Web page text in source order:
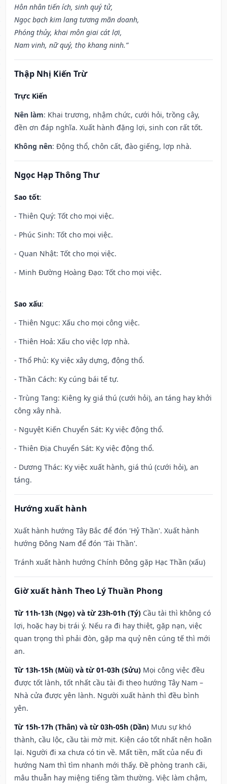
Hôn nhân tiến ích, sinh quý tử,
Ngọc bạch kim lang tương mãn doanh,
Phóng thủy, khai môn giai cát lợi,
Nam vinh, nữ quý, thọ khang ninh.”
Thập Nhị Kiến Trừ
Trực Kiến
Nên làm: Khai trương, nhậm chức, cưới hỏi, trồng cây,
đền ơn đáp nghĩa. Xuất hành đặng lợi, sinh con rất tốt.
Không nên: Động thổ, chôn cất, đào giếng, lợp nhà.
Ngọc Hạp Thông Thư
Sao tốt:
- Thiên Quý: Tốt cho mọi việc.
- Phúc Sinh: Tốt cho mọi việc.
- Quan Nhật: Tốt cho mọi việc.
- Minh Đường Hoàng Đạo: Tốt cho mọi việc.
Sao xấu:
- Thiên Ngục: Xấu cho mọi công việc.
- Thiên Hoả: Xấu cho việc lợp nhà.
- Thổ Phủ: Kỵ việc xây dựng, động thổ.
- Thần Cách: Kỵ cúng bái tế tự.
- Trùng Tang: Kiêng kỵ giá thú (cưới hỏi), an táng hay khởi
công xây nhà.
- Nguyệt Kiến Chuyển Sát: Kỵ việc động thổ.
- Thiên Địa Chuyển Sát: Kỵ việc động thổ.
- Dương Thác: Kỵ việc xuất hành, giá thú (cưới hỏi), an
táng.
Hướng xuất hành
Xuất hành hướng Tây Bắc để đón 'Hỷ Thần'. Xuất hành
hướng Đông Nam để đón 'Tài Thần'.
Tránh xuất hành hướng Chính Đông gặp Hạc Thần (xấu)
Giờ xuất hành Theo Lý Thuần Phong
Từ 11h-13h (Ngọ) và từ 23h-01h (Tý) Cầu tài thì không có
lợi, hoặc hay bị trái ý. Nếu ra đi hay thiệt, gặp nạn, việc
quan trọng thì phải đòn, gặp ma quỷ nên cúng tế thì mới
an.
Từ 13h-15h (Mùi) và từ 01-03h (Sửu) Mọi công việc đều
được tốt lành, tốt nhất cầu tài đi theo hướng Tây Nam –
Nhà cửa được yên lành. Người xuất hành thì đều bình
yên.
Từ 15h-17h (Thân) và từ 03h-05h (Dần) Mưu sự khó
thành, cầu lộc, cầu tài mờ mịt. Kiện cáo tốt nhất nên hoãn
lại. Người đi xa chưa có tin về. Mất tiền, mất của nếu đi
hướng Nam thì tìm nhanh mới thấy. Đề phòng tranh cãi,
mâu thuẫn hay miệng tiếng tầm thường. Việc làm chậm,